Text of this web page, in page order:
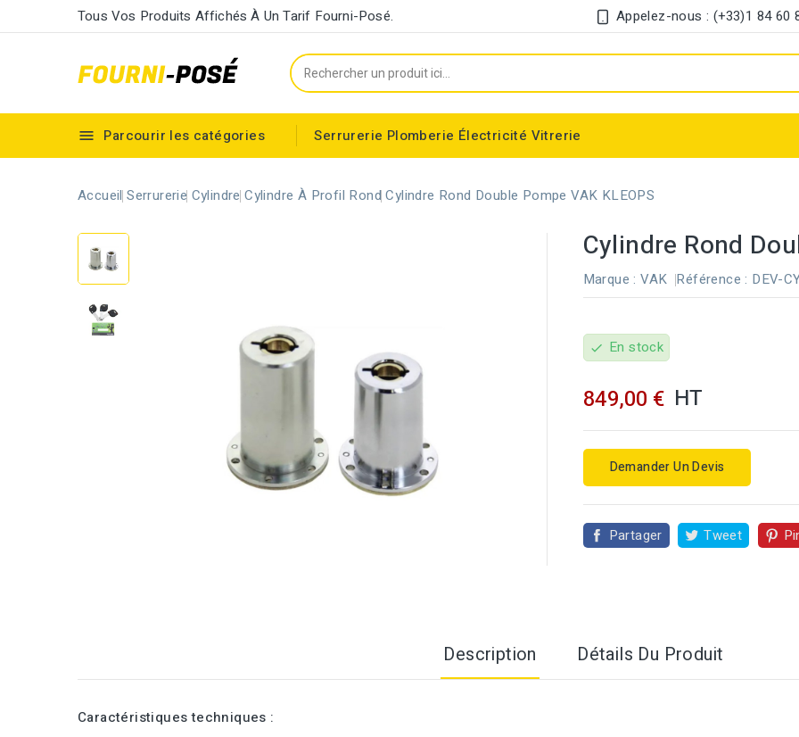
Tous Vos Produits Affichés À Un Tarif Fourni-Posé. Appelez-nous : (+33)1 84 60
 Parcourir les catégories Serrurerie Plomberie Électricité Vitrerie
Accueil Serrurerie Cylindre Cylindre À Profil Rond Cylindre Rond Double Pompe VAK KLEOPS
Cylindre Rond
Marque : VAK Référence : DEV-
check En stock
849,00 € HT
Demander Un Devis
Partager Tweet
Description Détails Du Produit
Caractéristiques techniques :